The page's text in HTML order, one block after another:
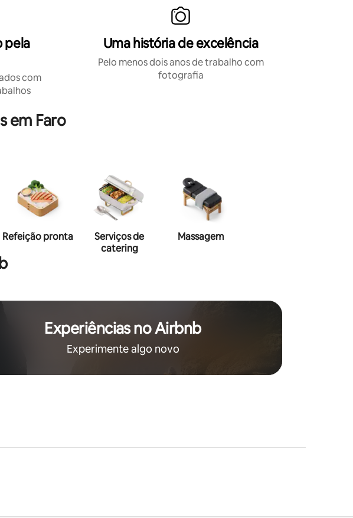
pela
com
Uma história de excelência
Pelo menos dois anos de trabalho com
fotografia
em Faro
Refeição pronta
Serviços de
catering
Massagem
Experiências no Airbnb
Experimente algo novo